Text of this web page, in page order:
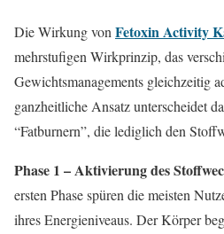
Die Wirkung vonFetoxin Activity
mehrstufigen Wirkprinzip, das
Gewichtsmanagements gleichzeitig
ganzheitliche Ansatz unterscheidet
“Fatburnern”, die lediglich den
Phase 1 – Aktivierung des
ersten Phase spüren die meisten
ihres Energieniveaus. Der Körper